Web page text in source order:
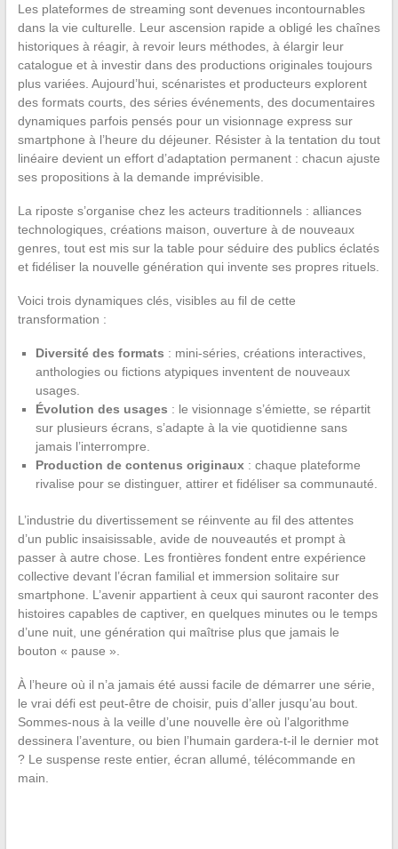
Les plateformes de streaming sont devenues incontournables
dans la vie culturelle. Leur ascension rapide a obligé les chaînes
historiques à réagir, à revoir leurs méthodes, à élargir leur
catalogue et à investir dans des productions originales toujours
plus variées. Aujourd’hui, scénaristes et producteurs explorent
des formats courts, des séries événements, des documentaires
dynamiques parfois pensés pour un visionnage express sur
smartphone à l’heure du déjeuner. Résister à la tentation du tout
linéaire devient un effort d’adaptation permanent : chacun ajuste
ses propositions à la demande imprévisible.
La riposte s’organise chez les acteurs traditionnels : alliances
technologiques, créations maison, ouverture à de nouveaux
genres, tout est mis sur la table pour séduire des publics éclatés
et fidéliser la nouvelle génération qui invente ses propres rituels.
Voici trois dynamiques clés, visibles au fil de cette
transformation :
Diversité des formats : mini-séries, créations interactives,
anthologies ou fictions atypiques inventent de nouveaux
usages.
Évolution des usages : le visionnage s’émiette, se répartit
sur plusieurs écrans, s’adapte à la vie quotidienne sans
jamais l’interrompre.
Production de contenus originaux: chaque plateforme
rivalise pour se distinguer, attirer et fidéliser sa communauté.
L’industrie du divertissement se réinvente au fil des attentes
d’un public insaisissable, avide de nouveautés et prompt à
passer à autre chose. Les frontières fondent entre expérience
collective devant l’écran familial et immersion solitaire sur
smartphone. L’avenir appartient à ceux qui sauront raconter des
histoires capables de captiver, en quelques minutes ou le temps
d’une nuit, une génération qui maîtrise plus que jamais le
bouton « pause ».
À l’heure où il n’a jamais été aussi facile de démarrer une série,
le vrai défi est peut-être de choisir, puis d’aller jusqu’au bout.
Sommes-nous à la veille d’une nouvelle ère où l’algorithme
dessinera l’aventure, ou bien l’humain gardera-t-il le dernier mot
? Le suspense reste entier, écran allumé, télécommande en
main.